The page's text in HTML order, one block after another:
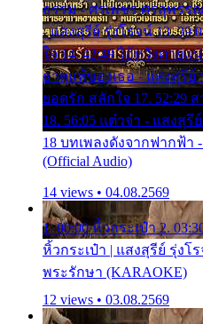
ธรรม - ศรเพชร ศรสุพรร
- แสงสุรีย์ รุ่งโรจน์ 13.
ใจ 14. 42:49 ไอ้หวังตายแ
ธาตุแท้ของเธอ - แสงสุรีย์
ยอดรัก สลักใจ 17. 52:29
18. 56:05 แต๋วจ๋า - แสงสุรี
18 บทเพลงดังจากฟากฟ้า
(Official Audio)
14 views • 04.08.2569
1. 00:00 หิ้วกระเป๋า 2.
หิ้วกระเป๋า | แสงสุรีย์ รุ่งโ
พระรักษา (KARAOKE)
12 views • 03.08.2569